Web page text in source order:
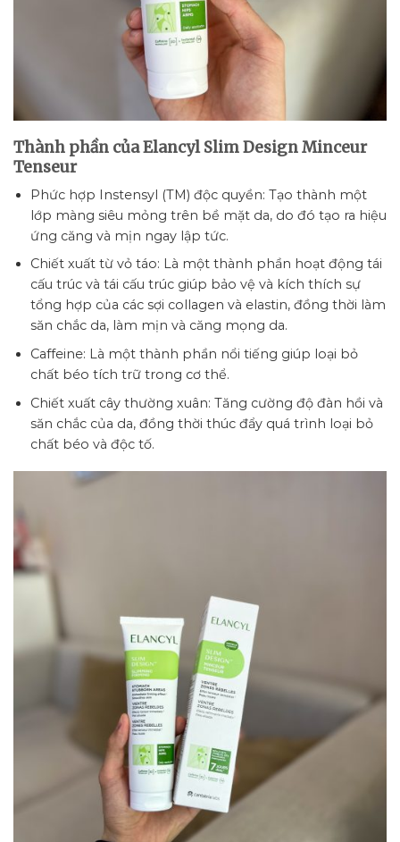
Thành phần của Elancyl Slim Design Minceur
Tenseur
Phức hợp Instensyl (TM) độc quyền: Tạo thành một
lớp màng siêu mỏng trên bề mặt da, do đó tạo ra hiệu
ứng căng và mịn ngay lập tức.
Chiết xuất từ vỏ táo: Là một thành phần hoạt động tái
cấu trúc và tái cấu trúc giúp bảo vệ và kích thích sự
tổng hợp của các sợi collagen và elastin, đồng thời làm
săn chắc da, làm mịn và căng mọng da.
Caffeine: Là một thành phần nổi tiếng giúp loại bỏ
chất béo tích trữ trong cơ thể.
Chiết xuất cây thường xuân: Tăng cường độ đàn hồi và
săn chắc của da, đồng thời thúc đẩy quá trình loại bỏ
chất béo và độc tố.